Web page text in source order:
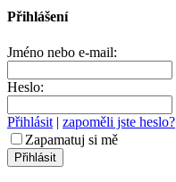
Přihlášení
Jméno nebo e-mail:
Heslo:
Přihlásit | zapoměli jste heslo?
Zapamatuj si mě